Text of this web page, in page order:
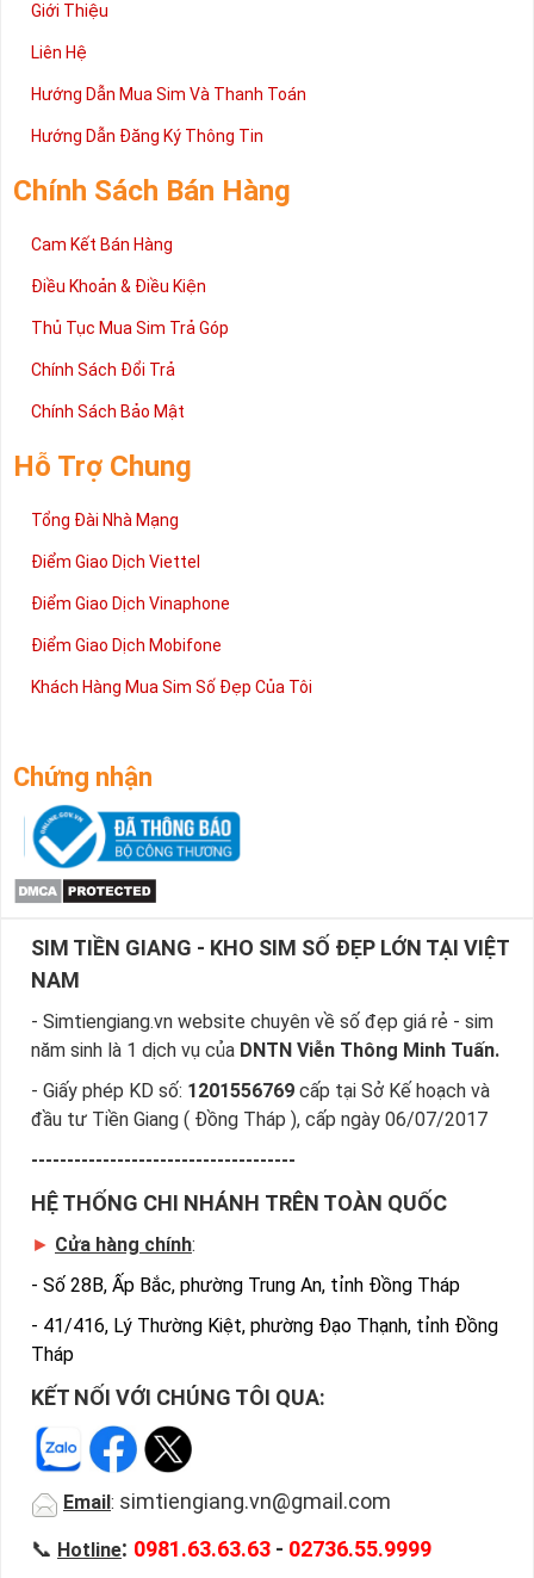
Giới Thiệu
Liên Hệ
Hướng Dẫn Mua Sim Và Thanh Toán
Hướng Dẫn Đăng Ký Thông Tin
Chính Sách Bán Hàng
Cam Kết Bán Hàng
Điều Khoản & Điều Kiện
Thủ Tục Mua Sim Trả Góp
Chính Sách Đổi Trả
Chính Sách Bảo Mật
Hỗ Trợ Chung
Tổng Đài Nhà Mạng
Điểm Giao Dịch Viettel
Điểm Giao Dịch Vinaphone
Điểm Giao Dịch Mobifone
Khách Hàng Mua Sim Số Đẹp Của Tôi
Chứng nhận
SIM TIỀN GIANG - KHO SIM SỐ ĐẸP LỚN TẠI VIỆT
NAM
- Simtiengiang.vn website chuyên về số đẹp giá rẻ - sim
năm sinh là 1 dịch vụ của DNTN Viễn Thông Minh Tuấn.
- Giấy phép KD số: 1201556769 cấp tại Sở Kế hoạch và
đầu tư Tiền Giang ( Đồng Tháp ), cấp ngày 06/07/2017
-------------------------------------
HỆ THỐNG CHI NHÁNH TRÊN TOÀN QUỐC
► Cửa hàng chính:
- Số 28B, Ấp Bắc, phường Trung An, tỉnh Đồng Tháp
- 41/416, Lý Thường Kiệt, phường Đạo Thạnh, tỉnh Đồng
Tháp
KẾT NỐI VỚI CHÚNG TÔI QUA:
Email : simtiengiang.vn@gmail.com
📞 Hotline: 0981.63.63.63 - 02736.55.9999